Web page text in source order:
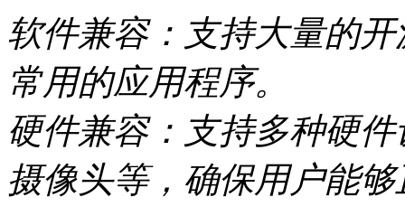
软件兼容：支持大量的
常用的应用程序。
硬件兼容：支持多种硬
摄像头等，确保用户能